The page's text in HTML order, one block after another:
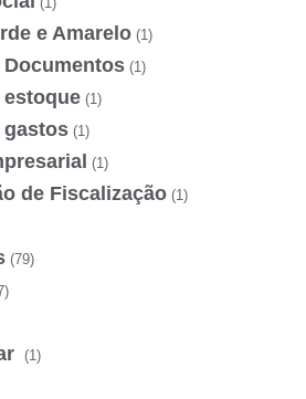
e Amarelo (1)
(1)
(1)
gastos (1)
(1)
de Fiscalização (1)
(79)
(1)